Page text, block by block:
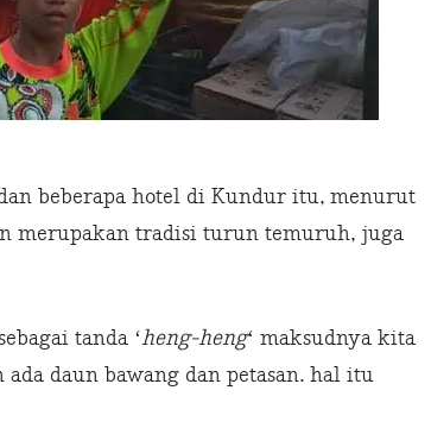
beberapa hotel di Kundur itu, menurut
merupakan tradisi turun temuruh, juga
tanda ‘heng-heng‘ maksudnya kita
daun bawang dan petasan. hal itu